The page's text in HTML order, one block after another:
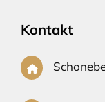
Kontakt